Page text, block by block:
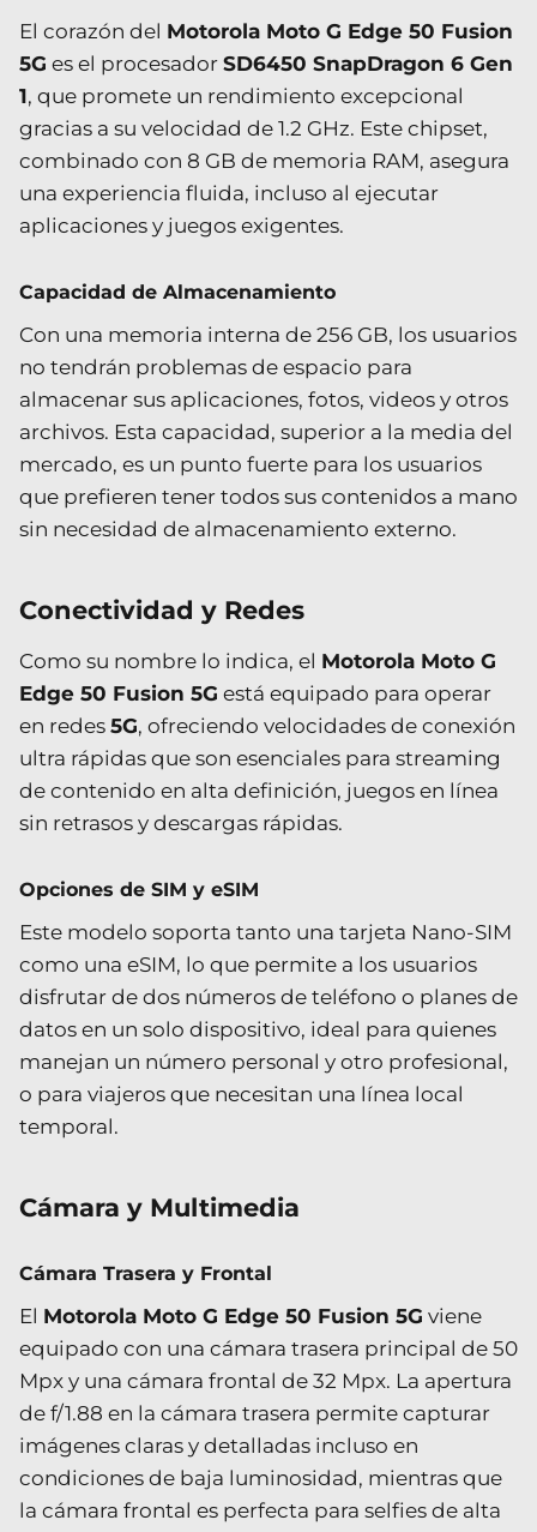
El corazón del Motorola Moto G Edge 50 Fusion
5G es el procesador SD6450 SnapDragon 6 Gen
1, que promete un rendimiento excepcional
gracias a su velocidad de 1.2 GHz. Este chipset,
combinado con 8 GB de memoria RAM, asegura
una experiencia fluida, incluso al ejecutar
aplicaciones y juegos exigentes.
Capacidad de Almacenamiento
Con una memoria interna de 256 GB, los usuarios
no tendrán problemas de espacio para
almacenar sus aplicaciones, fotos, videos y otros
archivos. Esta capacidad, superior a la media del
mercado, es un punto fuerte para los usuarios
que prefieren tener todos sus contenidos a mano
sin necesidad de almacenamiento externo.
Conectividad y Redes
Como su nombre lo indica, el Motorola Moto G
Edge 50 Fusion 5G está equipado para operar
en redes 5G, ofreciendo velocidades de conexión
ultra rápidas que son esenciales para streaming
de contenido en alta definición, juegos en línea
sin retrasos y descargas rápidas.
Opciones de SIM y eSIM
Este modelo soporta tanto una tarjeta Nano-SIM
como una eSIM, lo que permite a los usuarios
disfrutar de dos números de teléfono o planes de
datos en un solo dispositivo, ideal para quienes
manejan un número personal y otro profesional,
o para viajeros que necesitan una línea local
temporal.
Cámara y Multimedia
Cámara Trasera y Frontal
El Motorola Moto G Edge 50 Fusion 5G viene
equipado con una cámara trasera principal de 50
Mpx y una cámara frontal de 32 Mpx. La apertura
de f/1.88 en la cámara trasera permite capturar
imágenes claras y detalladas incluso en
condiciones de baja luminosidad, mientras que
la cámara frontal es perfecta para selfies de alta